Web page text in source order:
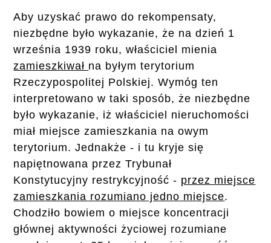
Aby uzyskać prawo do rekompensaty,
niezbędne było wykazanie, że na dzień 1
września 1939 roku, właściciel mienia
zamieszkiwał na byłym terytorium
Rzeczypospolitej Polskiej. Wymóg ten
interpretowano w taki sposób, że niezbędne
było wykazanie, iż właściciel nieruchomości
miał miejsce zamieszkania na owym
terytorium. Jednakże - i tu kryje się
napiętnowana przez Trybunał
Konstytucyjny restrykcyjność - przez miejsce
zamieszkania rozumiano jedno miejsce.
Chodziło bowiem o miejsce koncentracji
głównej aktywności życiowej rozumiane